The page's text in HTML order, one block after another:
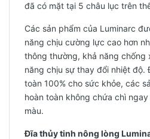
đã có mặt tại 5 châu lục trên
Các sản phẩm của Luminarc
năng chịu cường lực cao hơn
thông thường, khả năng chống
năng chịu sự thay đổi nhiệt độ.
toàn 100% cho sức khỏe, các
hoàn toàn không chứa chì
màu.
Đĩa thủy tinh nông lòng